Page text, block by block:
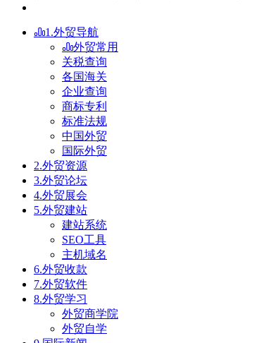
1.外贸导航
外贸常用
关税查询
各国海关
企业查询
商标专利
标准法规
中国外贸
国际外贸
2.外贸资源
3.外贸论坛
4.外贸展会
5.外贸建站
建站系统
SEO工具
主机域名
6.外贸收款
7.外贸软件
8.外贸学习
外贸商学院
外贸自学